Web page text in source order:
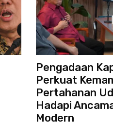
Pengadaan
Perkuat
Pertahanan
Hadapi
Modern